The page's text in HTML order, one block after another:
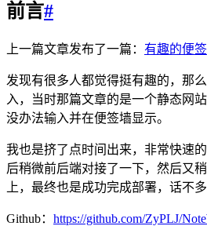
前言#
上一篇文章发布了一篇： 有趣的便
发现有很多人都觉得挺有趣的，那
入，当时那篇文章的是一个静态网
没办法输入并在便签墙显示。
我也是挤了点时间出来，非常快速
后稍微前后端对接了一下，然后又
上，最终也是成功完成部署，话不
Github： https://github.com/ZyPLJ/